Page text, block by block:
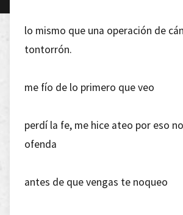
lo mismo que una operación de
tontorrón.
me fío de lo primero que veo
perdí la fe, me hice ateo por eso
ofenda
antes de que vengas te noqueo